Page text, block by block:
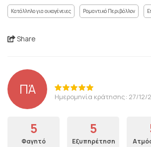
Κατάλληλο για οικογένειες Ρομαντικό Περιβάλλον
Share
ΠΆ Ημερομηνία κράτησης: 27/12/
5
Φαγητό
5
Εξυπηρέτηση